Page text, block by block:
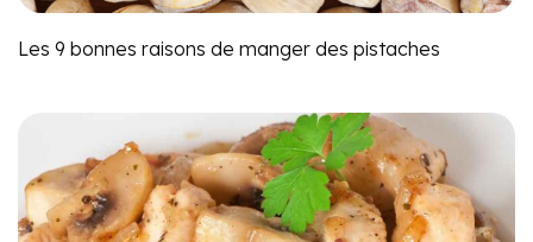
Les 9 bonnes raisons de manger des pistaches